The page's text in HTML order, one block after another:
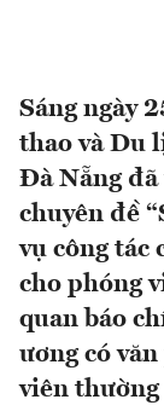
Sáng ngày
thao và Du
Đà Nẵng
chuyên đề
vụ công tác
cho phóng
quan báo
ương có
viên